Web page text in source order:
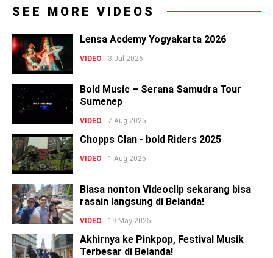
SEE MORE VIDEOS
Lensa Acdemy Yogyakarta 2026
VIDEO 3 Jul 2026
Bold Music – Serana Samudra Tour
Sumenep
VIDEO 7 Aug 2025
Chopps Clan - bold Riders 2025
VIDEO 1 Aug 2025
Biasa nonton Videoclip sekarang bisa
rasain langsung di Belanda!
VIDEO 19 May 2025
Akhirnya ke Pinkpop, Festival Musik
Terbesar di Belanda!